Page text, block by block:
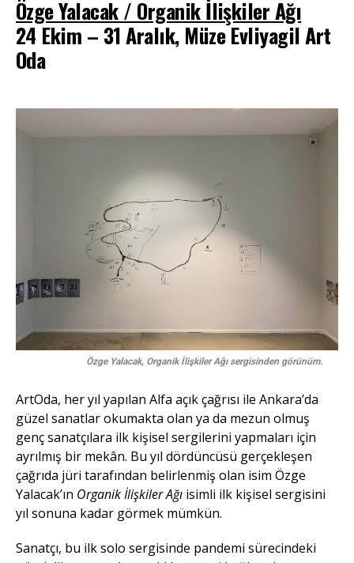
Özge Yalacak / Organik İlişkiler Ağı
24 Ekim – 31 Aralık, Müze Evliyagil Art
Oda
Özge Yalacak, Organik İlişkiler Ağı sergisinden görünüm.
ArtOda, her yıl yapılan Alfa açık çağrısı ile Ankara’da
güzel sanatlar okumakta olan ya da mezun olmuş
genç sanatçılara ilk kişisel sergilerini yapmaları için
ayrılmış bir mekân. Bu yıl dördüncüsü gerçekleşen
çağrıda jüri tarafından belirlenmiş olan isim Özge
Yalacak’ın Organik İlişkiler Ağı isimli ilk kişisel sergisini
yıl sonuna kadar görmek mümkün.
Sanatçı, bu ilk solo sergisinde pandemi sürecindeki